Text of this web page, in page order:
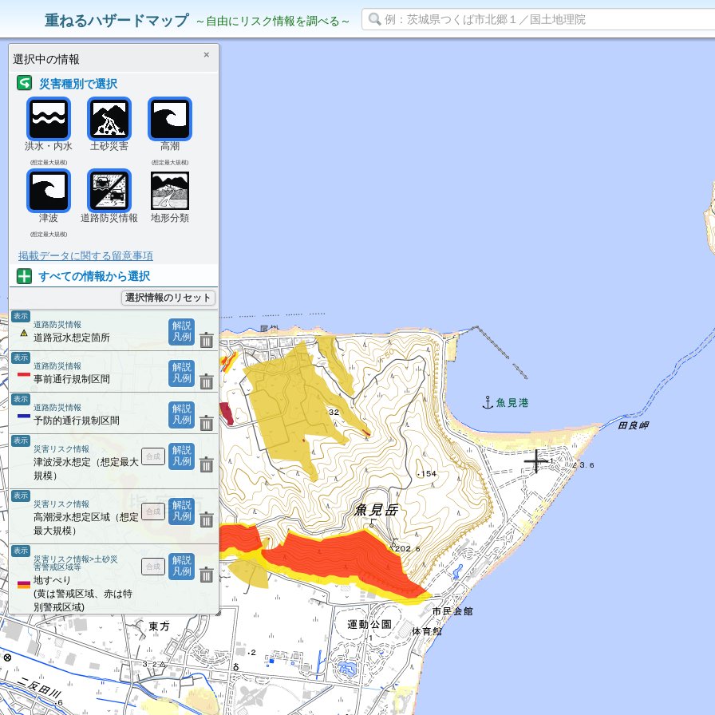
重ねるハザードマップ ～自由にリスク情報を調べる～
災害リスク情報
選択中の情報 ×
災害種別で選択
洪水・内水
(想定最大規模)
土砂災害 高潮
(想定最大規模)
津波
(想定最大規模)
道路防災情報 地形分類
掲載データに関する留意事項
すべての情報から選択
選択情報のリセット
解説
凡例
表示
道路防災情報
道路冠水想定箇所
解説
凡例
表示
道路防災情報
事前通行規制区間
解説
凡例
表示
道路防災情報
予防的通行規制区間
解説
凡例
表示
災害リスク情報
津波浸水想定（想定最大
規模）
解説
凡例
表示
災害リスク情報
高潮浸水想定区域（想定
最大規模）
解説
凡例
表示
災害リスク情報>土砂災
害警戒区域等
地すべり
(黄は警戒区域、赤は特
別警戒区域)
解説
凡例
表示
災害リスク情報>土砂災
害警戒区域等
急傾斜地の崩壊
(黄は警戒区域、赤は特
別警戒区域)
表示
災害リスク情報>土砂災